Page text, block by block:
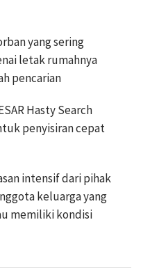
yang sering
letak rumahnya
pencarian
Hasty Search
penyisiran cepat
intensif dari pihak
keluarga yang
memiliki kondisi